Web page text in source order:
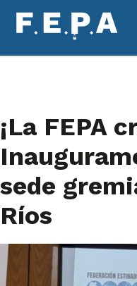
¡La FEPA
sede
Ríos